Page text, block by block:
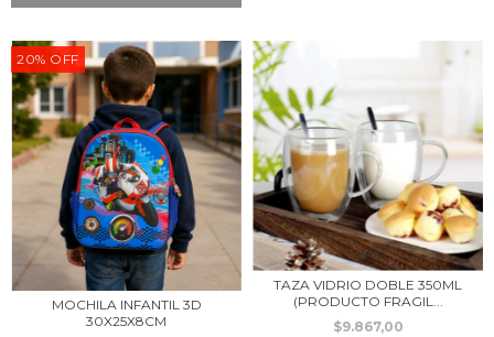
20% OFF
MOCHILA INFANTIL 3D
30X25X8CM
TAZA VIDRIO DOBLE 350ML
(PRODUCTO FRAGIL...
$9.867,00